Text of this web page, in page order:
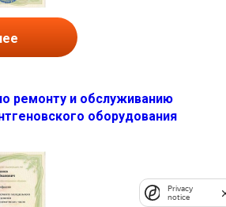
ремонту и обслуживанию
оборудования
Privacy
notice